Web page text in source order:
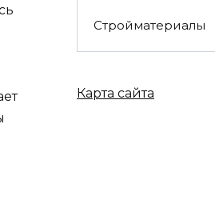
Стройматериалы
Карта сайта